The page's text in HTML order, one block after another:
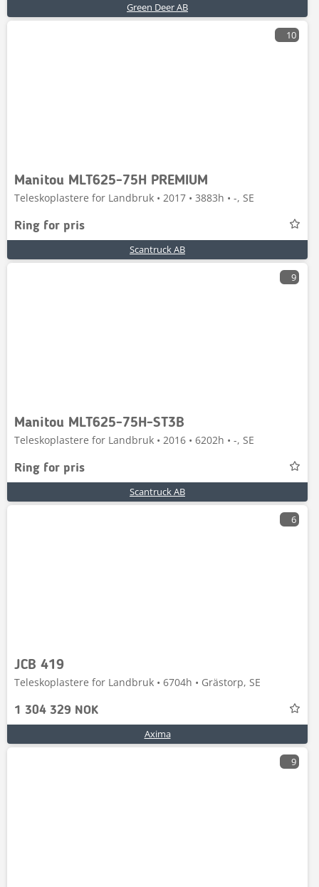
Green Deer AB
10
Manitou MLT625-75H PREMIUM
Teleskoplastere for Landbruk • 2017 • 3883h • -, SE
Ring for pris
Scantruck AB
9
Manitou MLT625-75H-ST3B
Teleskoplastere for Landbruk • 2016 • 6202h • -, SE
Ring for pris
Scantruck AB
6
JCB 419
Teleskoplastere for Landbruk • 6704h • Grästorp, SE
1 304 329 NOK
Axima
9